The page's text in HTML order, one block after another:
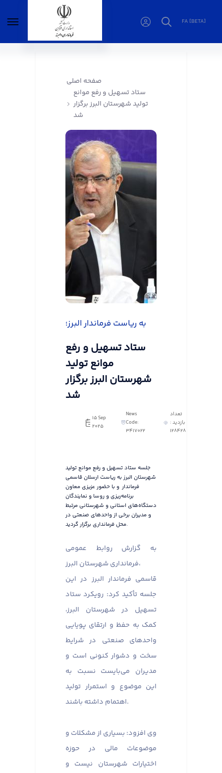
FA [BETA]
صفحه اصلی
ستاد تسهیل و رفع موانع
تولید شهرستان البرز برگزار
شد
به ریاست فرماندار البرز؛
ستاد تسهیل و رفع
موانع تولید
شهرستان البرز برگزار
شد
15 Sep
2025
News
Code:
3417022
تعداد
بازدید :
128428
جلسه ستاد تسهیل و رفع موانع تولید
شهرستان البرز به ریاست ارسلان قاسمی
فرماندار و با حضور عزیزی معاون
برنامه‌ریزی و روسا و نمایندگان
دستگاه‌های استانی و شهرستانی مرتبط
و مدیران برخی از واحدهای صنعتی در
محل فرمانداری برگزار گردید.
به گزارش روابط عمومی
فرمانداری شهرستان البرز،
قاسمی فرماندار البرز در این
جلسه تأکید کرد: رویکرد ستاد
تسهیل در شهرستان البرز،
کمک به حفظ و ارتقای پویایی
واحدهای صنعتی در شرایط
سخت و دشوار کنونی است و
مدیران می‌بایست نسبت به
این موضوع و استمرار تولید
اهتمام داشته باشند.
وی افزود: بسیاری از مشکلات و
موضوعات مالی در حوزه
اختیارات شهرستان نیست و